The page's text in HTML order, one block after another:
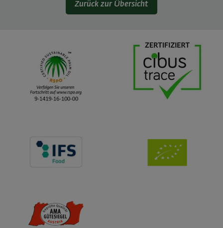
Zurück zur Übersicht